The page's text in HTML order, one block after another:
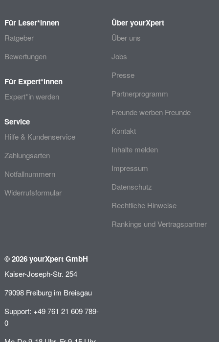
Für Leser*innen
Ratgeber
Bewertungen
Für Expert*innen
Expert*in werden
Service
Hilfe & Kundenservice
Zahlungsarten
Notfallnummern
Widerrufsformular
Über yourXpert
Über uns
Jobs
Presse
Partnerprogramm
Freunde werben Freunde
Kontakt
Inhalte melden
Impressum
Datenschutz
Rechtliche Hinweise
Rankings und Vertragspartner
© 2026 yourXpert GmbH
Kaiser-Joseph-Str. 254
79098 Freiburg im Breisgau
Support: +49 761 21 609 789-
0